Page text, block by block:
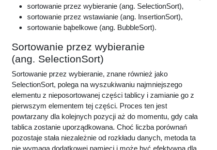
sortowanie przez wybieranie (ang. SelectionSort),
sortowanie przez wstawianie (ang. InsertionSort),
sortowanie bąbelkowe (ang. BubbleSort).
Sortowanie przez wybieranie
(ang. SelectionSort)
Sortowanie przez wybieranie, znane również jako
SelectionSort, polega na wyszukiwaniu najmniejszego
elementu z nieposortowanej części tablicy i zamianie go z
pierwszym elementem tej części. Proces ten jest
powtarzany dla kolejnych pozycji aż do momentu, gdy cała
tablica zostanie uporządkowana. Choć liczba porównań
pozostaje stała niezależnie od rozkładu danych, metoda ta
nie wymaga dodatkowej pamięci i może być efektywna dla